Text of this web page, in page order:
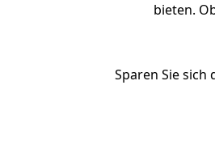
bieten.
Sparen Sie